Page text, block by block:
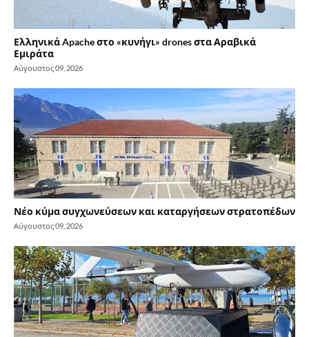
Ελληνικά Apache στο «κυνήγι» drones στα Αραβικά
Εμιράτα
Αύγουστος 09, 2026
Νέο κύμα συγχωνεύσεων και καταργήσεων στρατοπέδων
Αύγουστος 09, 2026